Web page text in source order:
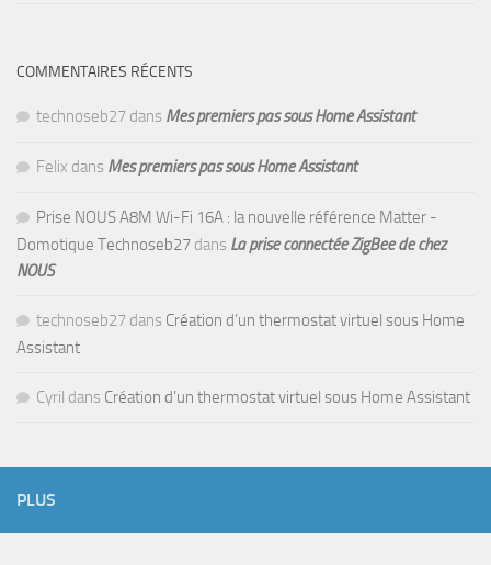
COMMENTAIRES RÉCENTS
technoseb27 dans Mes premiers pas sous Home Assistant
Felix dans Mes premiers pas sous Home Assistant
Prise NOUS A8M Wi-Fi 16A : la nouvelle référence Matter -
Domotique Technoseb27 dans La prise connectée ZigBee de chez
NOUS
technoseb27 dans Création d’un thermostat virtuel sous Home
Assistant
Cyril dans Création d’un thermostat virtuel sous Home Assistant
PLUS